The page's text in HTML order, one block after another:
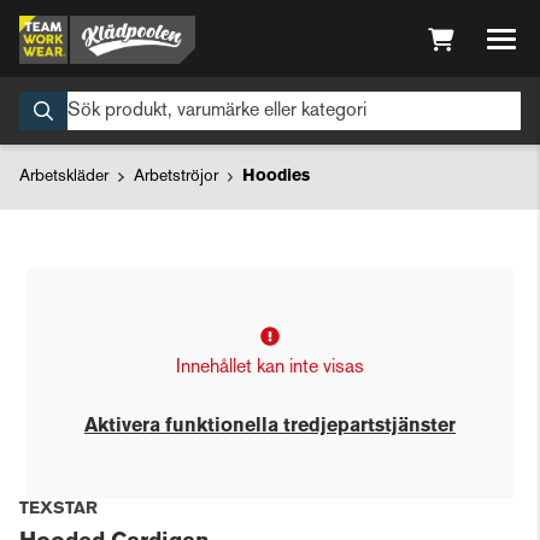
Arbetskläder Arbetströjor Hoodies
Innehållet kan inte visas
Aktivera funktionella tredjepartstjänster
TEXSTAR